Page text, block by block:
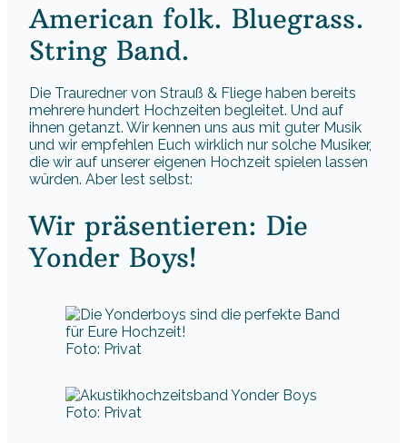
American folk. Bluegrass.
String Band.
Die Trauredner von Strauß & Fliege haben bereits
mehrere hundert Hochzeiten begleitet. Und auf
ihnen getanzt. Wir kennen uns aus mit guter Musik
und wir empfehlen Euch wirklich nur solche Musiker,
die wir auf unserer eigenen Hochzeit spielen lassen
würden. Aber lest selbst:
Wir präsentieren: Die
Yonder Boys!
Foto: Privat
Foto: Privat